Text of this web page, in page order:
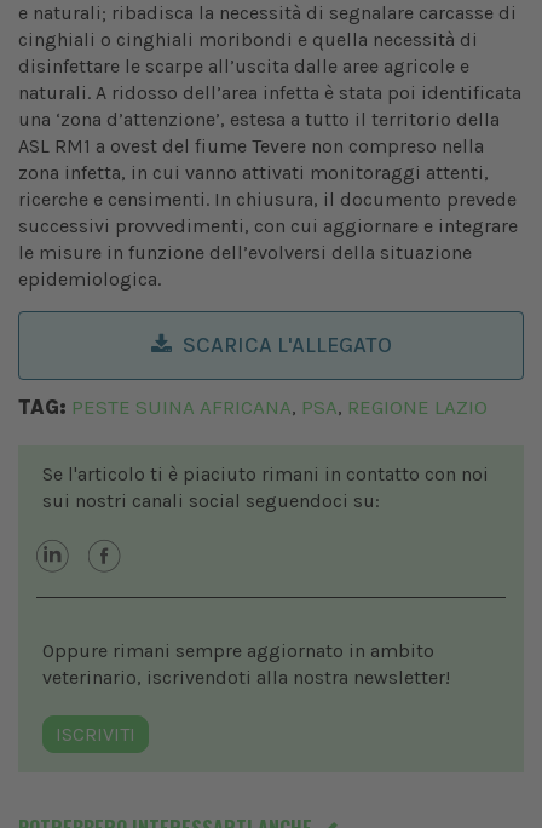
e naturali; ribadisca la necessità di segnalare carcasse di
cinghiali o cinghiali moribondi e quella necessità di
disinfettare le scarpe all’uscita dalle aree agricole e
naturali. A ridosso dell’area infetta è stata poi identificata
una ‘zona d’attenzione’, estesa a tutto il territorio della
ASL RM1 a ovest del fiume Tevere non compreso nella
zona infetta, in cui vanno attivati monitoraggi attenti,
ricerche e censimenti. In chiusura, il documento prevede
successivi provvedimenti, con cui aggiornare e integrare
le misure in funzione dell’evolversi della situazione
epidemiologica.
SCARICA L'ALLEGATO
TAG: PESTE SUINA AFRICANA, PSA, REGIONE LAZIO
Se l'articolo ti è piaciuto rimani in contatto con noi
sui nostri canali social seguendoci su:
Oppure rimani sempre aggiornato in ambito
veterinario, iscrivendoti alla nostra newsletter!
ISCRIVITI